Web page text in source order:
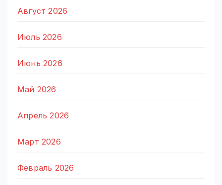
Август 2026
Июль 2026
Июнь 2026
Май 2026
Апрель 2026
Март 2026
Февраль 2026